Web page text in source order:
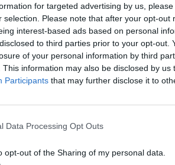
for targeted advertising by us,
selection. Please note that after your opt-out
interest-based ads based on personal
to third parties prior to your opt-out.
of your personal information by third
This information may also be disclosed by us
Participants that may further disclose it to
Data Processing Opt Outs
opt-out of the Sharing of my personal data.
hótakaróval együtt nem
el
közös: a hókristályok
hatszög alakja. Erre a